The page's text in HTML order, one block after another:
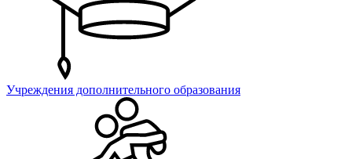
Учреждения дополнительного образования